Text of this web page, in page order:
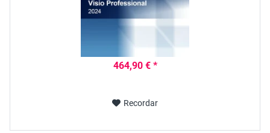
464,90 € *
Recordar